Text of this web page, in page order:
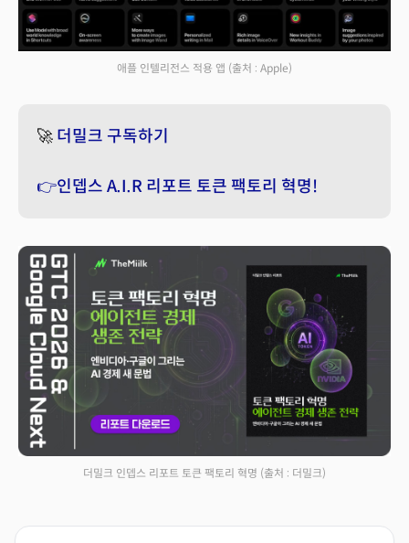
애플 인텔리전스 적용 앱 (출처 : Apple)
🚀 더밀크 구독하기
👉인뎁스 A.I.R 리포트 토큰 팩토리 혁명!
더밀크 인뎁스 리포트 토큰 팩토리 혁명 (출처 : 더밀크)